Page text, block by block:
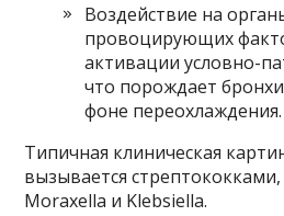
Воздействие на
провоцирующих
активации условно-
что порождает
фоне переохлаждения.
Типичная клиническая
вызывается
Moraxella и Klebsiella.